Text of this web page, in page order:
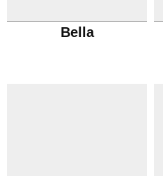
Bella